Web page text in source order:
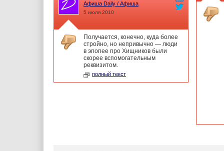
Афиша Daily / Афиша
5 июля 2010
Получается, конечно, куда более
стройно, но непривычно — люди
в эпопее про Хищников были
скорее вспомогательным
реквизитом.
полный текст